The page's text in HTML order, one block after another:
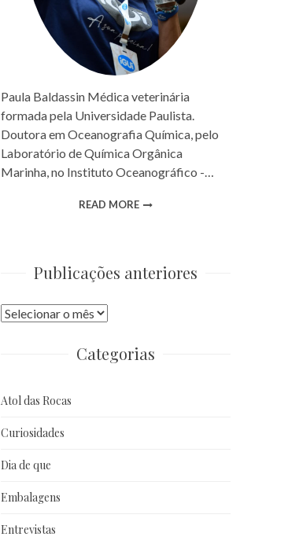
Paula Baldassin Médica veterinária
formada pela Universidade Paulista.
Doutora em Oceanografia Química, pelo
Laboratório de Química Orgânica
Marinha, no Instituto Oceanográfico -…
READ MORE
Publicações anteriores
Publicações
Categorias
Atol das Rocas
Curiosidades
Dia de que
Embalagens
Entrevistas